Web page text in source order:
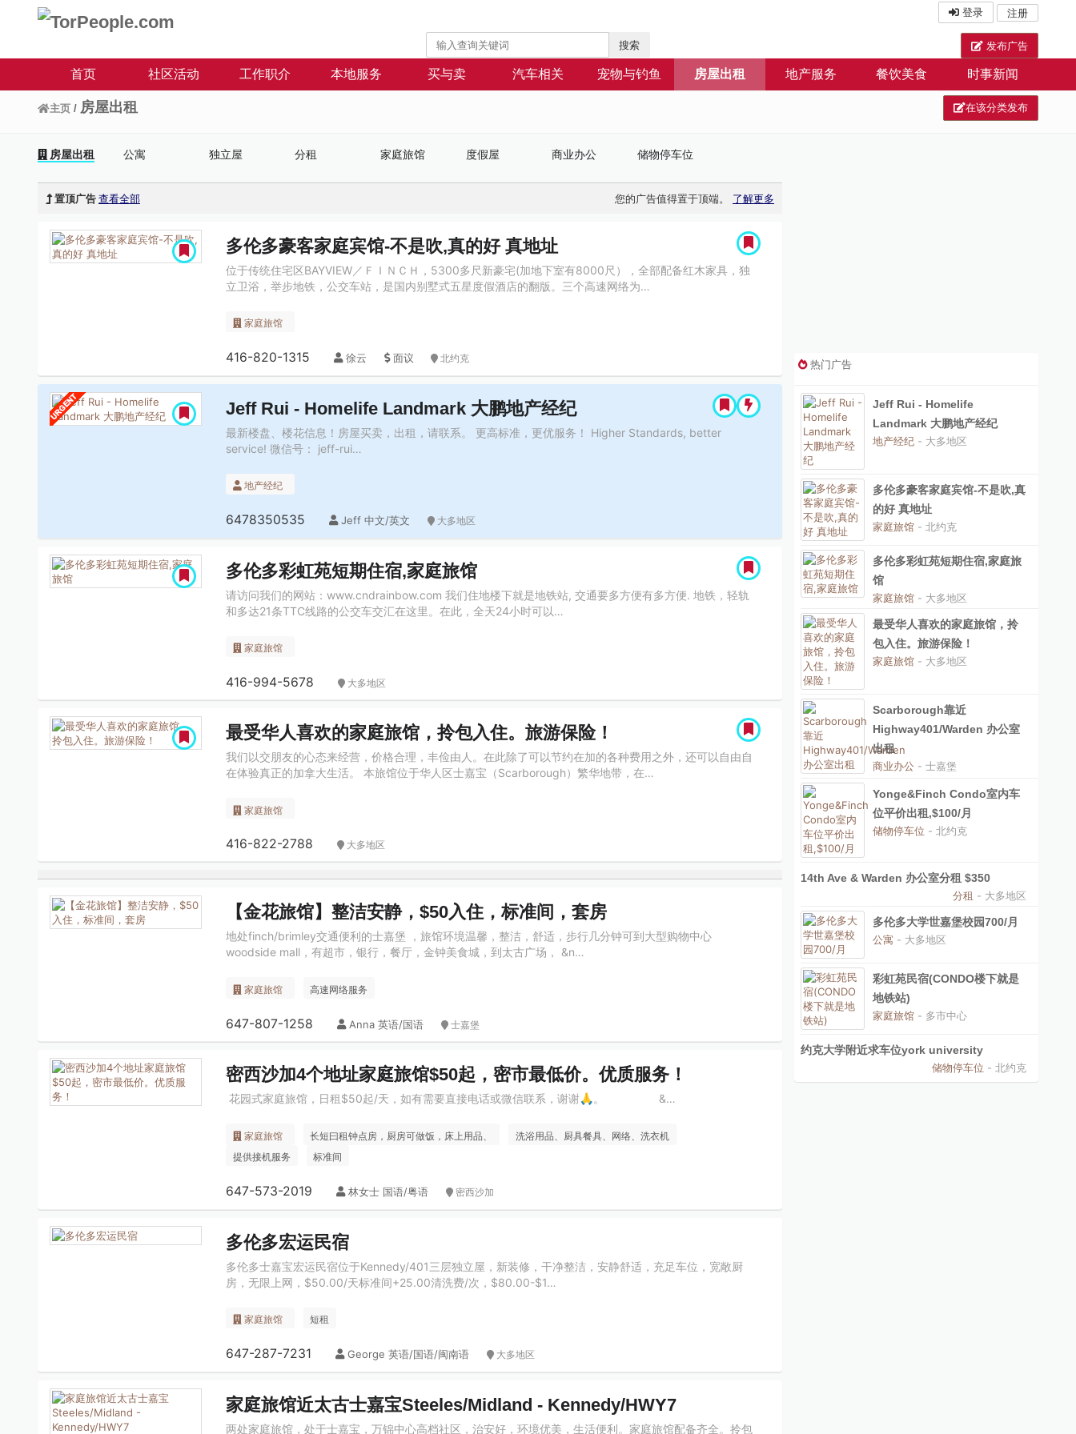
搜索
登录 注册
发布广告
首页 社区活动 工作职介 本地服务 买与卖 汽车相关 宠物与钓鱼 房屋出租 地产服务 餐饮美食 时事新闻
主页 / 房屋出租 在该分类发布
房屋出租 公寓 独立屋 分租 家庭旅馆 度假屋 商业办公 储物停车位
您的广告值得置于顶端。 了解更多
置顶广告查看全部
多伦多豪客家庭宾馆-不是吹,真的好 真地址
位于传统住宅区BAYVIEW／ＦＩＮＣＨ，5300多尺新豪宅(加地下室有8000尺），全部配备红木家具，独
立卫浴，举步地铁，公交车站，是国内别墅式五星度假酒店的翻版。三个高速网络为…
家庭旅馆
416-820-1315 徐云 面议 北约克
Jeff Rui - Homelife Landmark 大鹏地产经纪
最新楼盘、楼花信息！房屋买卖，出租，请联系。 更高标准，更优服务！ Higher Standards, better
service! 微信号： jeff-rui…
地产经纪
6478350535 Jeff 中文/英文 大多地区
多伦多彩虹苑短期住宿,家庭旅馆
请访问我们的网站：www.cndrainbow.com 我们住地楼下就是地铁站, 交通要多方便有多方便. 地铁，轻轨
和多达21条TTC线路的公交车交汇在这里。在此，全天24小时可以…
家庭旅馆
416-994-5678 大多地区
最受华人喜欢的家庭旅馆，拎包入住。旅游保险！
我们以交朋友的心态来经营，价格合理，丰俭由人。在此除了可以节约在加的各种费用之外，还可以自由自
在体验真正的加拿大生活。 本旅馆位于华人区士嘉宝（Scarborough）繁华地带，在…
家庭旅馆
416-822-2788 大多地区
【金花旅馆】整洁安静，$50入住，标准间，套房
地处finch/brimley交通便利的士嘉堡 ，旅馆环境温馨，整洁，舒适，步行几分钟可到大型购物中心
woodside mall，有超市，银行，餐厅，金钟美食城，到太古广场， &n…
家庭旅馆 高速网络服务
647-807-1258 Anna 英语/国语 士嘉堡
密西沙加4个地址家庭旅馆$50起，密市最低价。优质服务！
花园式家庭旅馆，日租$50起/天，如有需要直接电话或微信联系，谢谢🙏。 &…
家庭旅馆 长短曰租钟点房，厨房可做饭，床上用品、
洗浴用品、厨具餐具、网络、洗衣机
提供接机服务
标准间
647-573-2019 林女士 国语/粤语 密西沙加
多伦多宏运民宿
多伦多士嘉宝宏运民宿位于Kennedy/401三层独立屋，新装修，干净整洁，安静舒适，充足车位，宽敞厨
房，无限上网，$50.00/天标准间+25.00清洗费/次，$80.00-$1…
家庭旅馆 短租
647-287-7231 George 英语/国语/闽南语 大多地区
家庭旅馆近太古士嘉宝Steeles/Midland - Kennedy/HWY7
两处家庭旅馆，处于士嘉宝，万锦中心高档社区，治安好，环境优美，生活便利。家庭旅馆配备齐全。拎包
热门广告
Jeff Rui - Homelife
Landmark 大鹏地产经纪
地产经纪 - 大多地区
多伦多豪客家庭宾馆-不是吹,真
的好 真地址
家庭旅馆 - 北约克
多伦多彩虹苑短期住宿,家庭旅
馆
家庭旅馆 - 大多地区
最受华人喜欢的家庭旅馆，拎
包入住。旅游保险！
家庭旅馆 - 大多地区
Scarborough靠近
Highway401/Warden 办公室
出租
商业办公 - 士嘉堡
Yonge&Finch Condo室内车
位平价出租,$100/月
储物停车位 - 北约克
14th Ave & Warden 办公室分租 $350
分租 - 大多地区
多伦多大学世嘉堡校园700/月
公寓 - 大多地区
彩虹苑民宿(CONDO楼下就是
地铁站)
家庭旅馆 - 多市中心
约克大学附近求车位york university
储物停车位 - 北约克